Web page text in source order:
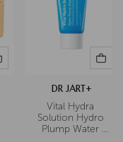
DR JART+
Vital Hydra
Solution Hydro
Plump Water